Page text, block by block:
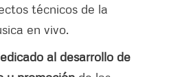
técnicos de la
en vivo.
al desarrollo de